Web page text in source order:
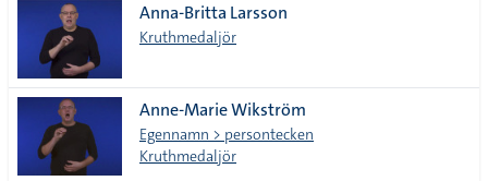
Anna-Britta Larsson
Kruthmedaljör
Anne-Marie Wikström
Egennamn > persontecken
Kruthmedaljör